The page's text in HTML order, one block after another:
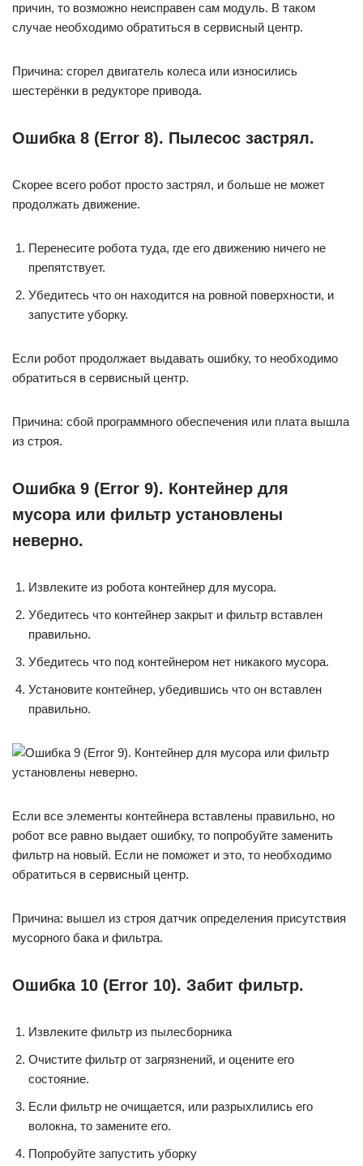
причин, то возможно неисправен сам модуль. В таком
случае необходимо обратиться в сервисный центр.
Причина: сгорел двигатель колеса или износились
шестерёнки в редукторе привода.
Ошибка 8 (Error 8). Пылесос застрял.
Скорее всего робот просто застрял, и больше не может
продолжать движение.
Перенесите робота туда, где его движению ничего не
препятствует.
Убедитесь что он находится на ровной поверхности, и
запустите уборку.
Если робот продолжает выдавать ошибку, то необходимо
обратиться в сервисный центр.
Причина: сбой программного обеспечения или плата вышла
из строя.
Ошибка 9 (Error 9). Контейнер для
мусора или фильтр установлены
неверно.
Извлеките из робота контейнер для мусора.
Убедитесь что контейнер закрыт и фильтр вставлен
правильно.
Убедитесь что под контейнером нет никакого мусора.
Установите контейнер, убедившись что он вставлен
правильно.
Если все элементы контейнера вставлены правильно, но
робот все равно выдает ошибку, то попробуйте заменить
фильтр на новый. Если не поможет и это, то необходимо
обратиться в сервисный центр.
Причина: вышел из строя датчик определения присутствия
мусорного бака и фильтра.
Ошибка 10 (Error 10). Забит фильтр.
Извлеките фильтр из пылесборника
Очистите фильтр от загрязнений, и оцените его
состояние.
Если фильтр не очищается, или разрыхлились его
волокна, то замените его.
Попробуйте запустить уборку